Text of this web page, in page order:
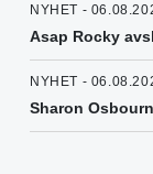
NYHET -
Asap Rocky
NYHET -
Sharon